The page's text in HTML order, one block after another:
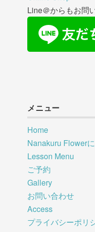
Line＠からもお問
メニュー
Home
Nanakuru Flower
Lesson Menu
ご予約
Gallery
お問い合わせ
Access
プライバシーポリ